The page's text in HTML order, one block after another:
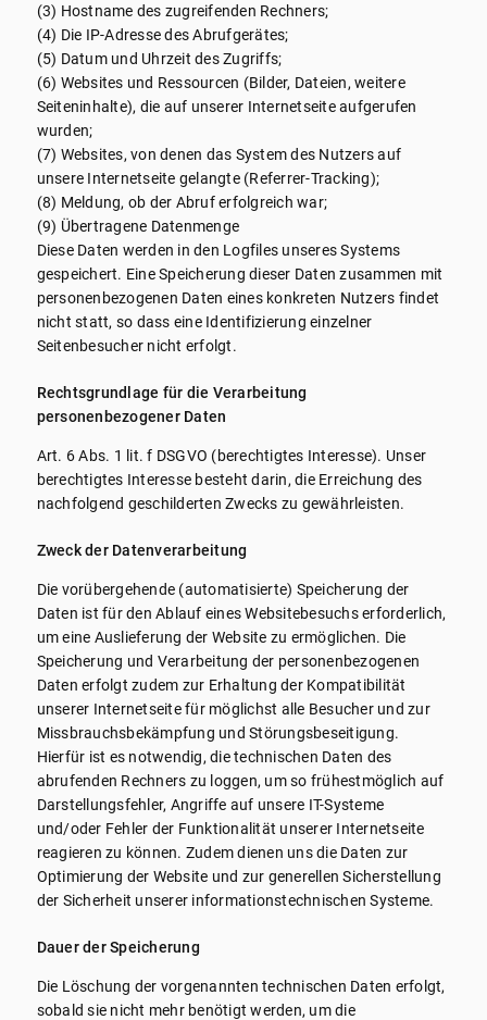
(3) Hostname des zugreifenden Rechners;
(4) Die IP-Adresse des Abrufgerätes;
(5) Datum und Uhrzeit des Zugriffs;
(6) Websites und Ressourcen (Bilder, Dateien, weitere
Seiteninhalte), die auf unserer Internetseite aufgerufen
wurden;
(7) Websites, von denen das System des Nutzers auf
unsere Internetseite gelangte (Referrer-Tracking);
(8) Meldung, ob der Abruf erfolgreich war;
(9) Übertragene Datenmenge
Diese Daten werden in den Logfiles unseres Systems
gespeichert. Eine Speicherung dieser Daten zusammen mit
personenbezogenen Daten eines konkreten Nutzers findet
nicht statt, so dass eine Identifizierung einzelner
Seitenbesucher nicht erfolgt.
Rechtsgrundlage für die Verarbeitung
personenbezogener Daten
Art. 6 Abs. 1 lit. f DSGVO (berechtigtes Interesse). Unser
berechtigtes Interesse besteht darin, die Erreichung des
nachfolgend geschilderten Zwecks zu gewährleisten.
Zweck der Datenverarbeitung
Die vorübergehende (automatisierte) Speicherung der
Daten ist für den Ablauf eines Websitebesuchs erforderlich,
um eine Auslieferung der Website zu ermöglichen. Die
Speicherung und Verarbeitung der personenbezogenen
Daten erfolgt zudem zur Erhaltung der Kompatibilität
unserer Internetseite für möglichst alle Besucher und zur
Missbrauchsbekämpfung und Störungsbeseitigung.
Hierfür ist es notwendig, die technischen Daten des
abrufenden Rechners zu loggen, um so frühestmöglich auf
Darstellungsfehler, Angriffe auf unsere IT-Systeme
und/oder Fehler der Funktionalität unserer Internetseite
reagieren zu können. Zudem dienen uns die Daten zur
Optimierung der Website und zur generellen Sicherstellung
der Sicherheit unserer informationstechnischen Systeme.
Dauer der Speicherung
Die Löschung der vorgenannten technischen Daten erfolgt,
sobald sie nicht mehr benötigt werden, um die